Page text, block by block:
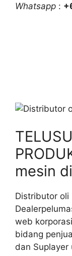
Whatsapp :
mesin
Distributor oli
web
bidang
dan